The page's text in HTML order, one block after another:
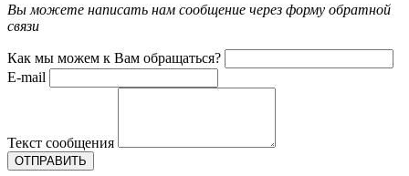
Вы можете написать нам сообщение через форму обратной
связи
Как мы можем к Вам обращаться?
E-mail
Текст сообщения
ОТПРАВИТЬ